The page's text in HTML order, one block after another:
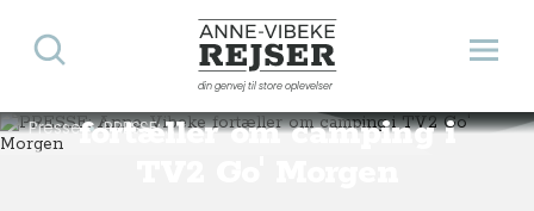
Anne-Vibeke Rejser
din genvej til store oplevelser
Åbn
Søg
PRESSE: Anne-Vibeke
fortæller om camping i
Presse PRESSE: Anne-Vibeke fortæller om camping i TV2 Go' Morgen